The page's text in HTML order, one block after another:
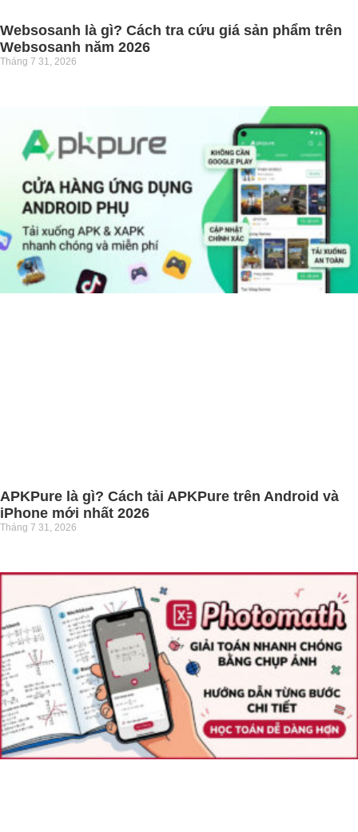
Websosanh là gì? Cách tra cứu giá sản phẩm trên
Websosanh năm 2026
Tháng 7 31, 2026
APKPure là gì? Cách tải APKPure trên Android và
iPhone mới nhất 2026
Tháng 7 31, 2026